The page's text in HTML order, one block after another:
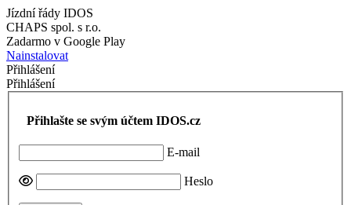
Jízdní řády IDOS
CHAPS spol. s r.o.
Zadarmo v Google Play
Nainstalovat
Přihlášení
Přihlášení
Přihlašte se svým účtem IDOS.cz
E-mail
Heslo